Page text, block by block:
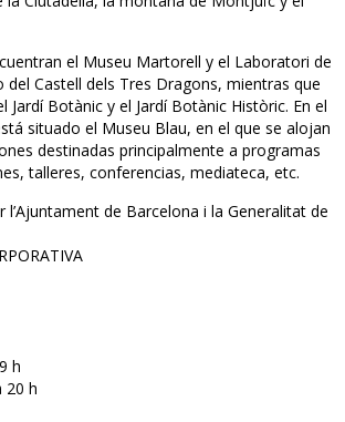
el Museu Martorell y el Laboratori de
del Castell dels Tres Dragons, mientras que
Botànic y el Jardí Botànic Històric. En el
situado el Museu Blau, en el que se alojan
destinadas principalmente a programas
talleres, conferencias, mediateca, etc.
de Barcelona i la Generalitat de
h
20 h